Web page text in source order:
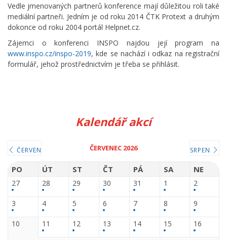
Vedle jmenovaných partnerů konference mají důležitou roli také
mediální partneři. Jedním je od roku 2014 ČTK Protext a druhým
dokonce od roku 2004 portál Helpnet.cz.
Zájemci o konferenci INSPO najdou její program na
www.inspo.cz/inspo-2019, kde se nachází i odkaz na registrační
formulář, jehož prostřednictvím je třeba se přihlásit.
Kalendář akcí
ČERVEN ČERVENEC 2026 SRPEN
PO ÚT ST ČT PÁ SA NE
27 28 29 30 31 1 2
3 4 5 6 7 8 9
10 11 12 13 14 15 16